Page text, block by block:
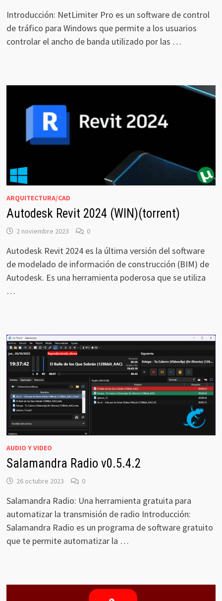
Introducción: NetLimiter Pro es un software de control
de tráfico para Windows que permite a los usuarios
controlar el ancho de banda utilizado por las …
ARQUITECTURA/CAD
Autodesk Revit 2024 (WIN)(torrent)
2 noviembre 2023 0
Autodesk Revit 2024 es la última versión del software
de modelado de información de construcción (BIM) de
Autodesk. Es una herramienta poderosa que se utiliza
…
AUDIO Y VIDEO
Salamandra Radio v0.5.4.2
26 octubre 2023 0
Salamandra Radio: Una herramienta gratuita para
automatizar la transmisión de radio Introducción:
Salamandra Radio es un programa de software gratuito
que te permite automatizar la …